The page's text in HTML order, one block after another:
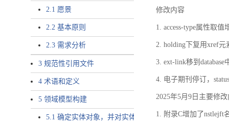
2.1 愿景
2.2 基本原则
2.3 需求分析
3 规范性引用文件
4 术语和定义
5 领域模型构建
5.1 确定实体对象，并对实体对象命名
修改内容
1. access-type属性取值
2. holding下复用xref元
3. ext-link移到database
4. 电子期刊停订，
2025年5月9日主要修
1. 附录C增加了nstlejft